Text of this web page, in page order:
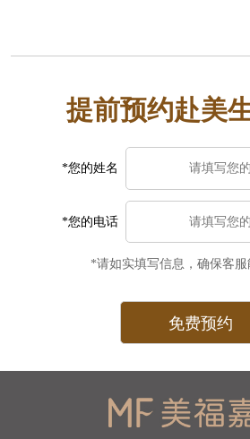
提前预约赴美
*您的姓名
*您的电话
*请如实填写信息，确保客